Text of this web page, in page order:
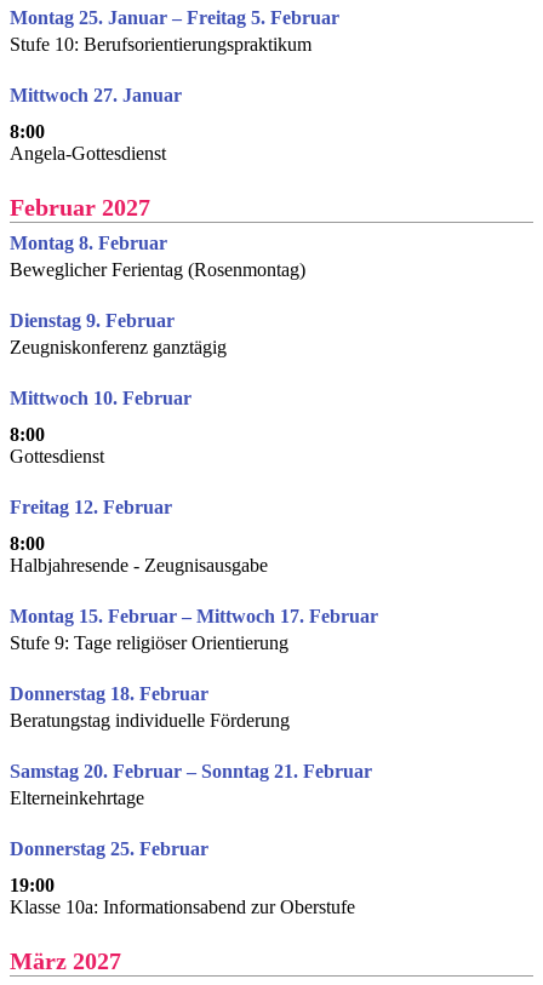
Montag 25. Januar – Freitag 5. Februar
Stufe 10: Berufsorientierungspraktikum
Mittwoch 27. Januar
8:00
Angela-Gottesdienst
Februar 2027
Montag 8. Februar
Beweglicher Ferientag (Rosenmontag)
Dienstag 9. Februar
Zeugniskonferenz ganztägig
Mittwoch 10. Februar
8:00
Gottesdienst
Freitag 12. Februar
8:00
Halbjahresende - Zeugnisausgabe
Montag 15. Februar – Mittwoch 17. Februar
Stufe 9: Tage religiöser Orientierung
Donnerstag 18. Februar
Beratungstag individuelle Förderung
Samstag 20. Februar – Sonntag 21. Februar
Elterneinkehrtage
Donnerstag 25. Februar
19:00
Klasse 10a: Informationsabend zur Oberstufe
März 2027